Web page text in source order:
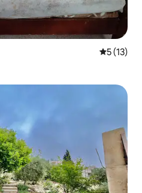
5 ud af 5
5 (13)